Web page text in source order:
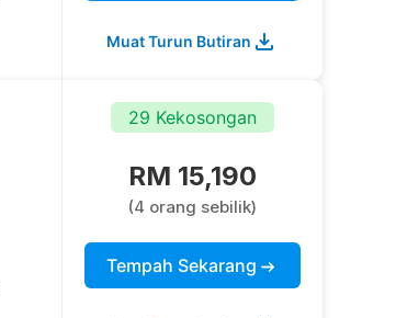
Muat Turun Butiran
29 Kekosongan
RM 15,190
(4 orang sebilik)
Tempah Sekarang